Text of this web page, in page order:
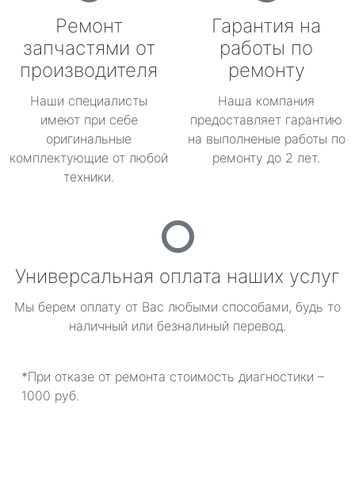
Ремонт
запчастями от
производителя
Наши специалисты
имеют при себе
оригинальные
комплектующие от любой
техники.
Гарантия на
работы по
ремонту
Наша компания
предоставляет гарантию
на выполненые работы по
ремонту до 2 лет.
Универсальная оплата наших услуг
Мы берем оплату от Вас любыми способами, будь то
наличный или безналиный перевод.
*При отказе от ремонта стоимость диагностики –
1000 руб.